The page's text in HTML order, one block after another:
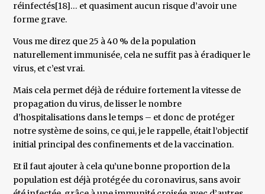
réinfectés[18]… et quasiment aucun risque d’avoir une
forme grave.
Vous me direz que 25 à 40 % de la population
naturellement immunisée, cela ne suffit pas à éradiquer le
virus, et c’est vrai.
Mais cela permet déjà de réduire fortement la vitesse de
propagation du virus, de lisser le nombre
d’hospitalisations dans le temps – et donc de protéger
notre système de soins, ce qui, je le rappelle, était l’objectif
initial principal des confinements et de la vaccination.
Et il faut ajouter à cela qu’une bonne proportion de la
population est déjà protégée du coronavirus, sans avoir